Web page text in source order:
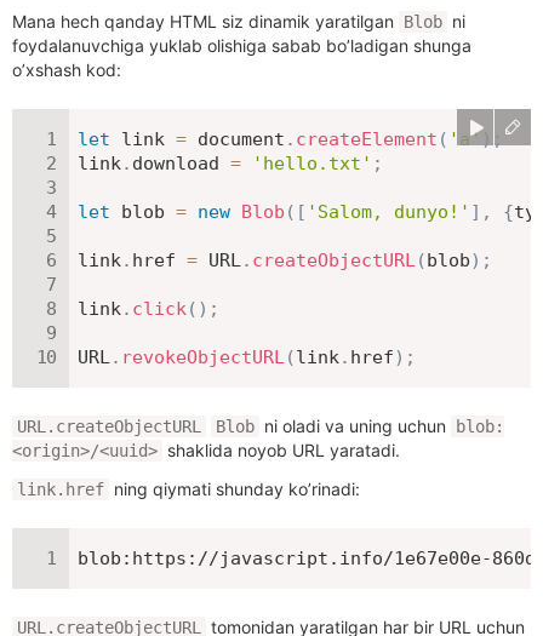
Mana hech qanday HTML siz dinamik yaratilgan
Blob ni
foydalanuvchiga yuklab olishiga sabab bo’ladigan shunga
o’xshash kod:
let link = document . createElement ( 'a' ) ;
link. download = 'hello.txt' ;
let blob = new Blob ( [ 'Salom, dunyo!' ] , {
link. href = URL. createObjectURL(blob) ;
link. click( ) ;
URL. revokeObjectURL(link. href) ;
URL.createObjectURL Blob ni oladi va uning uchun
blob:
<origin>/<uuid> shaklida noyob URL yaratadi.
link.href ning qiymati shunday ko’rinadi:
blob:https://javascript.info/1e67e00e-860d-
URL.createObjectURL tomonidan yaratilgan har bir URL uchun